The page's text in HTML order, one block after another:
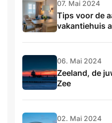
07. Mai 2024
Tips voor de
vakantiehuis
06. Mai 2024
Zeeland, de
Zee
02. Mai 2024